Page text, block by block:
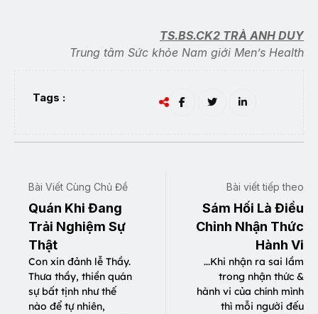
TS.BS.CK2 TRÀ ANH DUY
Trung tâm Sức khỏe Nam giới Men’s Health
Tags :
Bài Viết Cùng Chủ Đề
Quán Khi Đang
Trải Nghiệm Sự
Thật
Con xin đảnh lễ Thầy.
Thưa thầy, thiền quán
sự bất tịnh như thế
nào để tự nhiên,
Bài viết tiếp theo
Sám Hối Là Điều
Chỉnh Nhận Thức
Hành Vi
...Khi nhận ra sai lầm
trong nhận thức &
hành vi của chính mình
thì mỗi người đếu